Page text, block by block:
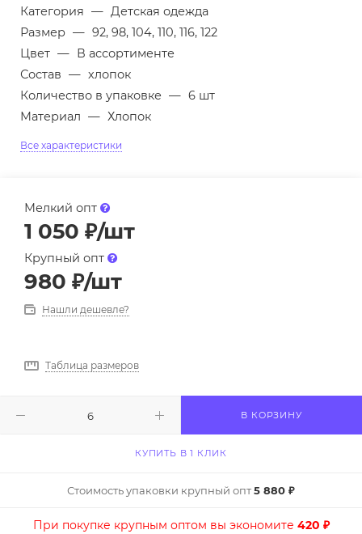
Категория — Детская одежда
Размер — 92, 98, 104, 110, 116, 122
Цвет — В ассортименте
Состав — хлопок
Количество в упаковке — 6 шт
Материал — Хлопок
Все характеристики
Мелкий опт
1 050 ₽/шт
Крупный опт
980 ₽/шт
Нашли дешевле?
Таблица размеров
В КОРЗИНУ
КУПИТЬ В 1 КЛИК
Стоимость упаковки крупный опт5 880 ₽
При покупке крупным оптом вы экономите 420 ₽